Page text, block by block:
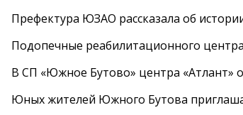
Префектура ЮЗАО рассказала об
Подопечные реабилитационного
В СП «Южное Бутово» центра «Атлант»
Юных жителей Южного Бутова